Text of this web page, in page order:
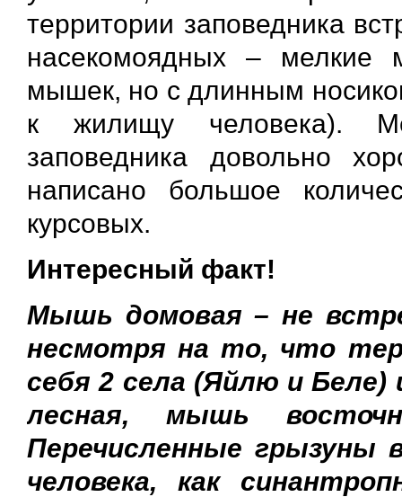
территории заповедника
насекомоядных – мелкие
мышек, но с длинным
к жилищу человека).
заповедника довольно
написано большое
курсовых.
Интересный факт!
Мышь домовая – не
несмотря на то, что
себя 2 села (Яйлю и
лесная, мышь
Перечисленные грызуны
человека, как